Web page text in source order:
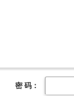
密 码：